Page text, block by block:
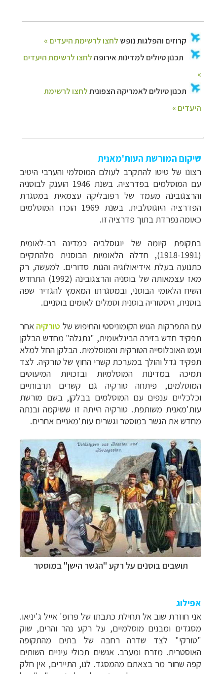
שיקום המורשת העות'מאנית
רצונו של טיטו להתקרב לעולם המוסלמי והערבי היטיב
עם המוסלמים בפדרציה. בשנת 1946 הוענק לבוסניה
והרצגובינה מעמד של רפובליקה עצמאית במסגרת
הפדרציה היוגוסלבית. בשנת 1969 הוכרו המוסלמים
כאומה נפרדת בתוך פדרציה זו.
בתקופת קיומה של יוגוסלביה כמדינה רב-לאומית
(1918-1991), חדלה הלאומיות הבוסנית מלהתקיים
כתנועה בעלת אידיאולוגיה והגות סדורים. למעשה, רק
מאז עצמאותה של בוסניה והרצגובינה (1992) התחדש
השיח הלאומי הבוסני, ובמסגרתו המאמץ להגדיר שפה
בוסנית, היסטוריה בוסנית וסמלים לאומים בוסניים.
עם התפרקות הגוש הקומוניסטי והחיפוש של טורקיה אחר
תפקיד חדש בזירה הבינלאומית, "נתגלה" מחדש הבלקן
ועמו האוכלוסייה הטורקית והמוסלמית. הבלקן החל למלא
תפקיד גדל והולך במערכת קשרי החוץ של טורקיה. לצד
תמיכה במדינות המוסלמיות ובזכויות המיעוטים
המוסלמים, פיתחה טורקיה גם קשרים תרבותיים
וכלכליים ענפים עם המוסלמים בבלקן, בשם מורשת
עות'מאנית משותפת. טורקיה הייתה זו ששיקמה ובנתה
מחדש את הגשר במוסטר וגשרים עות'מאניים אחרים.
תושבים בוסנים על רקע "הגשר הישן" במוסטר
אפילוג
אני חוזרת שוב אל תחילת כתבתו של פרופ' אייל ג'יניאו.
מסגדים ומבנים מוסלמיים, על רקע נהר והרים, שוק
"טורקי" לצד שדרה רחבה של בתים מהתקופה
האוסטרית. מזרח ומערב. אנשים תכולי עיניים השותים
קפה שחור מר בצאתם מהמסגד. לנו, התיירים, אין חלק